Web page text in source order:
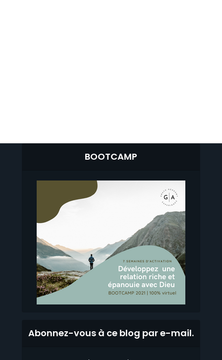
BOOTCAMP
Abonnez-vous à ce blog par e-mail.